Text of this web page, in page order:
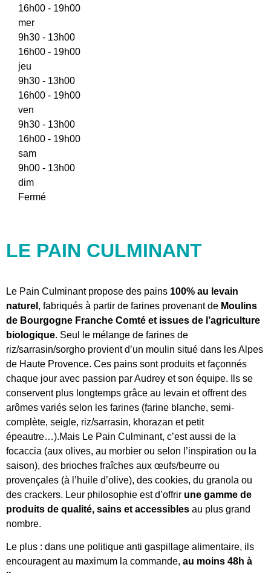
16h00 - 19h00
mer
9h30 - 13h00
16h00 - 19h00
jeu
9h30 - 13h00
16h00 - 19h00
ven
9h30 - 13h00
16h00 - 19h00
sam
9h00 - 13h00
dim
Fermé
LE PAIN CULMINANT
Le Pain Culminant propose des pains 100% au levain
naturel , fabriqués à partir de farines provenant de Moulins
de Bourgogne Franche Comté et issues de l’agriculture
biologique. Seul le mélange de farines de
riz/sarrasin/sorgho provient d’un moulin situé dans les Alpes
de Haute Provence. Ces pains sont produits et façonnés
chaque jour avec passion par Audrey et son équipe. Ils se
conservent plus longtemps grâce au levain et offrent des
arômes variés selon les farines (farine blanche, semi-
complète, seigle, riz/sarrasin, khorazan et petit
épeautre…).Mais Le Pain Culminant, c’est aussi de la
focaccia (aux olives, au morbier ou selon l’inspiration ou la
saison), des brioches fraîches aux œufs/beurre ou
provençales (à l’huile d’olive), des cookies, du granola ou
des crackers. Leur philosophie est d’offrir une gamme de
produits de qualité, sains et accessibles au plus grand
nombre.
Le plus : dans une politique anti gaspillage alimentaire, ils
encouragent au maximum la commande, au moins 48h à